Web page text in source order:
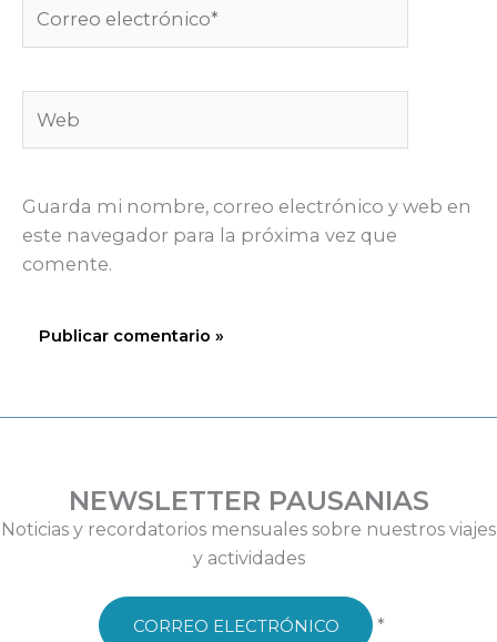
Guarda mi nombre, correo electrónico y web en
este navegador para la próxima vez que
comente.
NEWSLETTER PAUSANIAS
Noticias y recordatorios mensuales sobre nuestros viajes
y actividades
*